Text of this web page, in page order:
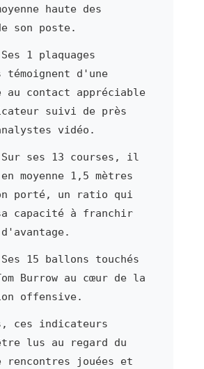
haute des
son poste.
1 plaquages
témoignent d'une
au contact appréciable
suivi de près
vidéo.
ses 13 courses, il
moyenne 1,5 mètres
porté, un ratio qui
capacité à franchir
15 ballons touchés
Burrow au cœur de la
offensive.
ces indicateurs
lus au regard du
rencontres jouées et